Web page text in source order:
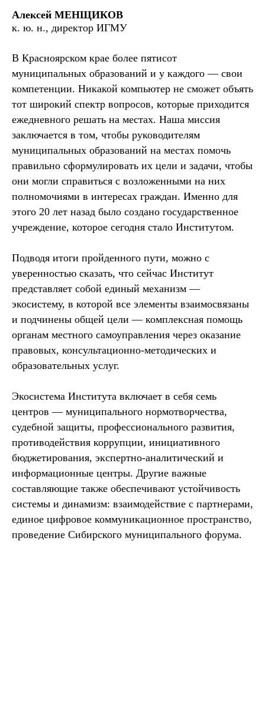
Алексей МЕНЩИКОВ
к. ю. н., директор ИГМУ
В Красноярском крае более пятисот
муниципальных образований и у каждого — свои
компетенции. Никакой компьютер не сможет объять
тот широкий спектр вопросов, которые приходится
ежедневного решать на местах. Наша миссия
заключается в том, чтобы руководителям
муниципальных образований на местах помочь
правильно сформулировать их цели и задачи, чтобы
они могли справиться с возложенными на них
полномочиями в интересах граждан. Именно для
этого 20 лет назад было создано государственное
учреждение, которое сегодня стало Институтом.
Подводя итоги пройденного пути, можно с
уверенностью сказать, что сейчас Институт
представляет собой единый механизм —
экосистему, в которой все элементы взаимосвязаны
и подчинены общей цели — комплексная помощь
органам местного самоуправления через оказание
правовых, консультационно-методических и
образовательных услуг.
Экосистема Института включает в себя семь
центров — муниципального нормотворчества,
судебной защиты, профессионального развития,
противодействия коррупции, инициативного
бюджетирования, экспертно-аналитический и
информационные центры. Другие важные
составляющие также обеспечивают устойчивость
системы и динамизм: взаимодействие с партнерами,
единое цифровое коммуникационное пространство,
проведение Сибирского муниципального форума.